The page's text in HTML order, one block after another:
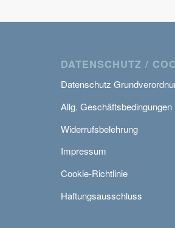
DATENSCHUTZ /
Datenschutz
Allg. Geschäftsbedingungen
Widerrufsbelehrung
Impressum
Cookie-Richtlinie
Haftungsausschluss